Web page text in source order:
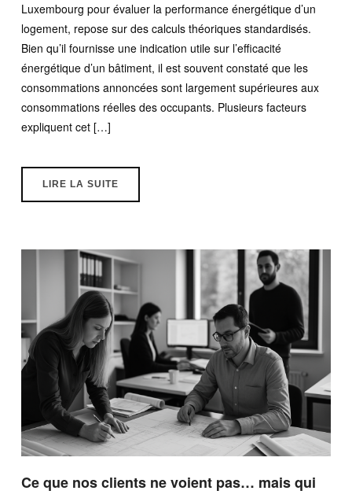
Luxembourg pour évaluer la performance énergétique d’un
logement, repose sur des calculs théoriques standardisés.
Bien qu’il fournisse une indication utile sur l’efficacité
énergétique d’un bâtiment, il est souvent constaté que les
consommations annoncées sont largement supérieures aux
consommations réelles des occupants. Plusieurs facteurs
expliquent cet […]
LIRE LA SUITE
Ce que nos clients ne voient pas… mais qui